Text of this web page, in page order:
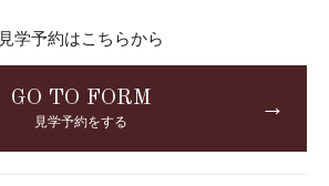
見学予約はこちらから
GO TO FORM
見学予約をする
→